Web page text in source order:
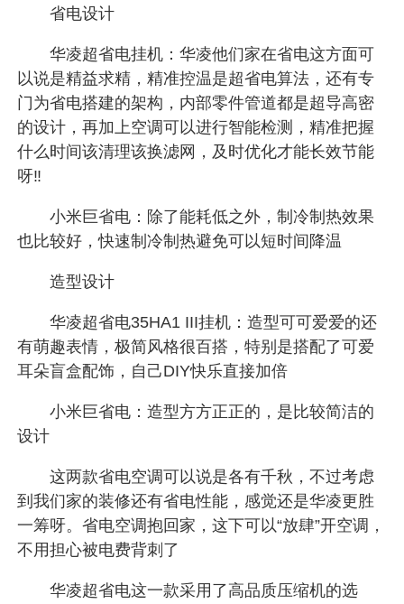
省电设计
华凌超省电挂机：华凌他们家在省电这方面可
以说是精益求精，精准控温是超省电算法，还有专
门为省电搭建的架构，内部零件管道都是超导高密
的设计，再加上空调可以进行智能检测，精准把握
什么时间该清理该换滤网，及时优化才能长效节能
呀‼️
小米巨省电：除了能耗低之外，制冷制热效果
也比较好，快速制冷制热避免可以短时间降温
造型设计
华凌超省电35HA1 III挂机：造型可可爱爱的还
有萌趣表情，极简风格很百搭，特别是搭配了可爱
耳朵盲盒配饰，自己DIY快乐直接加倍
小米巨省电：造型方方正正的，是比较简洁的
设计
这两款省电空调可以说是各有千秋，不过考虑
到我们家的装修还有省电性能，感觉还是华凌更胜
一筹呀。省电空调抱回家，这下可以“放肆”开空调，
不用担心被电费背刺了
华凌超省电这一款采用了高品质压缩机的选